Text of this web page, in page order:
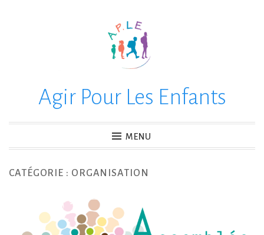
Agir Pour Les Enfants
MENU
CATÉGORIE : ORGANISATION